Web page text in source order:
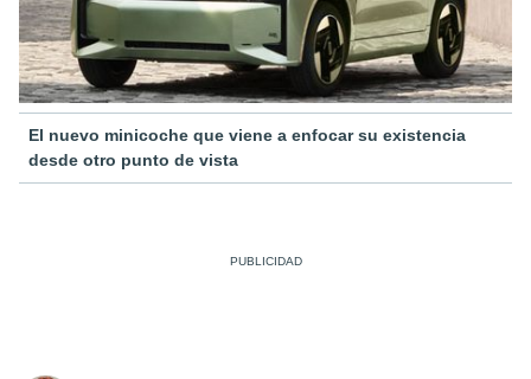
El nuevo minicoche que viene a enfocar su existencia
desde otro punto de vista